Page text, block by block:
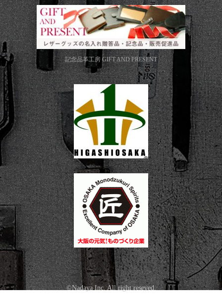
記念品革工房 GIFT AND PRESENT
©Nadaya Inc. All right reseved.